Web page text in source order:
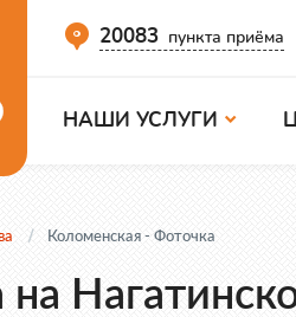
20083 пункта приёма
НАШИ УСЛУГИ
Коломенская - Фоточка